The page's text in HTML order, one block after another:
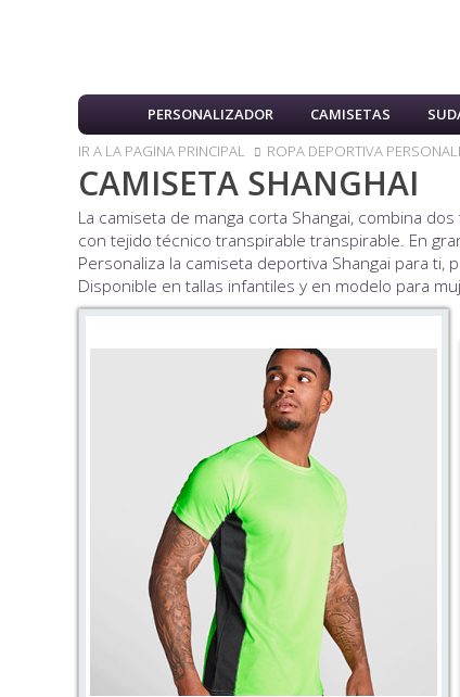
PERSONALIZADOR CAMISETAS
IR A LA PAGINA PRINCIPAL
ROPA DEPORTIVA
CAMISETA SHANGHAI
La camiseta de manga corta Shangai, combina
con tejido técnico transpirable transpirable. En
Personaliza la camiseta deportiva Shangai para
Disponible en tallas infantiles y en modelo para